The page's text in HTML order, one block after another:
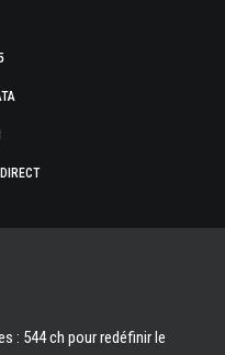
: 544 ch pour redéfinir le